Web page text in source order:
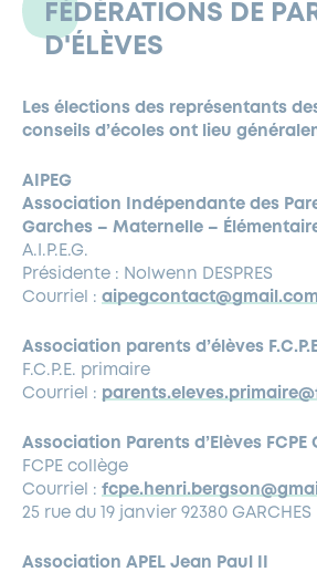
FÉDÉRATIONS DE
D'ÉLÈVES
Les élections des représentants
conseils d’écoles ont lieu
AIPEG
Association Indépendante des
Garches – Maternelle –
A.I.P.E.G.
Présidente : Nolwenn DESPRES
Courriel : aipegcontact@gmail.com
Association parents d’élèves
F.C.P.E. primaire
Courriel :
Association Parents d’Elèves FCPE
FCPE collège
Courriel :
25 rue du 19 janvier 92380 GARCHES
Association APEL Jean Paul II